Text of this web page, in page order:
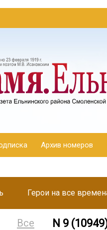
Архив номеров
Герои на все
Все N 9